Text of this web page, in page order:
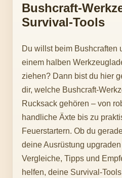
Bushcraft-
Survival-Tools
Du willst beim Bushcraften
einem halben
ziehen? Dann bist du hier
dir, welche Bushcraft-
Rucksack gehören – von
handliche Äxte bis zu
Feuerstartern. Ob du
deine Ausrüstung
Vergleiche, Tipps und
helfen, deine Survival-